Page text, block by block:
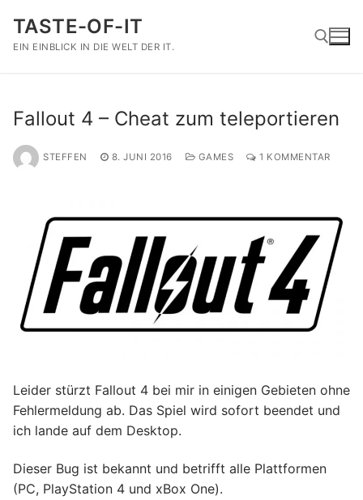
Inhalt
springen
TASTE-OF-IT
EIN EINBLICK IN DIE WELT DER IT.
Fallout 4 – Cheat zum teleportieren
STEFFEN 8. JUNI 2016 GAMES 1 KOMMENTAR
Leider stürzt Fallout 4 bei mir in einigen Gebieten ohne
Fehlermeldung ab. Das Spiel wird sofort beendet und
ich lande auf dem Desktop.
Dieser Bug ist bekannt und betrifft alle Plattformen
(PC, PlayStation 4 und xBox One).